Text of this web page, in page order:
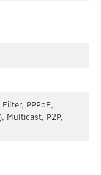
PPPoE,
Multicast, P2P,